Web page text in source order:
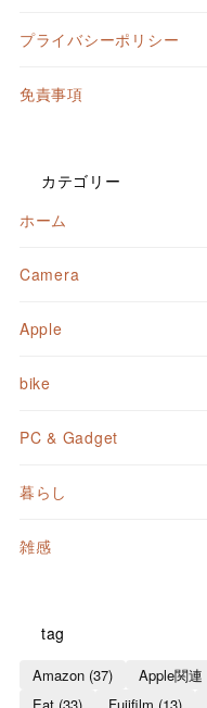
プライバシーポリシー
免責事項
カテゴリー
ホーム
Camera
Apple
bike
PC & Gadget
暮らし
雑感
tag
Amazon(37) Apple関連
Eat(33) Fujifilm (13)